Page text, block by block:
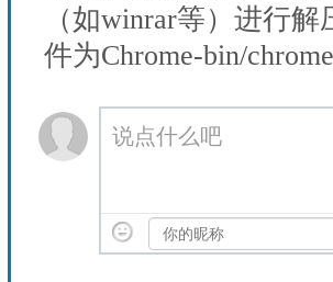
（如winrar等）进行
件为Chrome-bin/
说点什么吧